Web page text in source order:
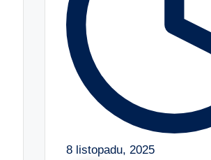
8 listopadu, 2025